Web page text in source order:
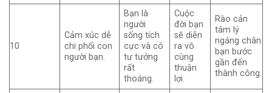
10
Cảm xúc dễ
chi phối con
người bạn.
Bạn là
người
sống tích
cực và có
tư tưởng
rất
thoáng.
Cuộc
đời bạn
sẽ diễn
ra vô
cùng
thuận
lợi.
Rào cản
tâm lý
ngáng chân
bạn bước
gần đến
thành công.